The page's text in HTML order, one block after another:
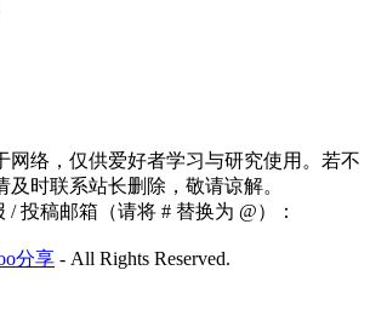
网络，仅供爱好者学习与研究使用。若不
时联系站长删除，敬请谅解。
投稿邮箱（请将 # 替换为 @）：
分享 - All Rights Reserved.